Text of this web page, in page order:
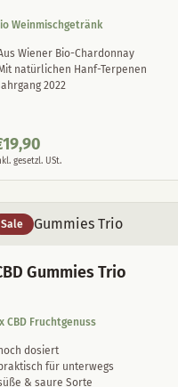
Weinmischgetränk
Wiener Bio-Chardonnay
natürlichen Hanf-Terpenen
Jahrgang 2022
19,90
gesetzl. USt.
Sale
Gummies Trio
CBD Fruchtgenuss
hoch dosiert
für unterwegs
& saure Sorte